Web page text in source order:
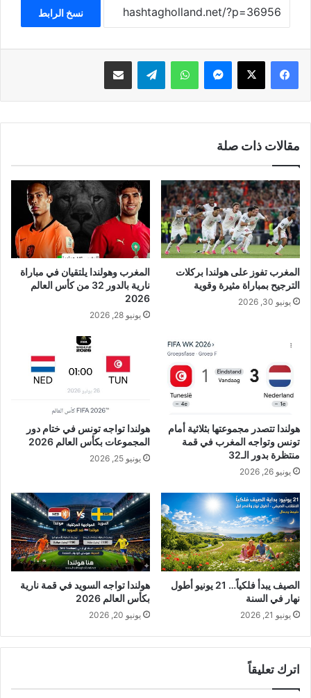
نسخ الرابط
فيسبوك ‫X ماسنجر واتساب تيلقرام مشاركة عبر البريد
مقالات ذات صلة
المغرب تفوز على هولندا بركلات
الترجيح بمباراة مثيرة وقوية
يونيو 30, 2026
المغرب وهولندا يلتقيان في مباراة
نارية بالدور 32 من كأس العالم
2026
يونيو 28, 2026
هولندا تتصدر مجموعتها بثلاثية أمام
تونس وتواجه المغرب في قمة
منتظرة بدور الـ32
يونيو 26, 2026
هولندا تواجه تونس في ختام دور
المجموعات بكأس العالم 2026
يونيو 25, 2026
الصيف يبدأ فلكياً… 21 يونيو أطول
نهار في السنة
يونيو 21, 2026
هولندا تواجه السويد في قمة نارية
بكأس العالم 2026
يونيو 20, 2026
اترك تعليقاً